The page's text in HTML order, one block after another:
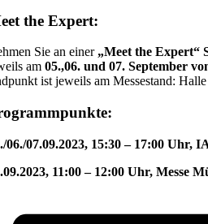
the Expert:
Sie an einer „Meet the Expert“
am 05.,06. und 07. September
ist jeweils am Messestand:
06./07.09.2023, 15:30 – 17:00 Uhr,
11:00 – 12:00 Uhr, Messe